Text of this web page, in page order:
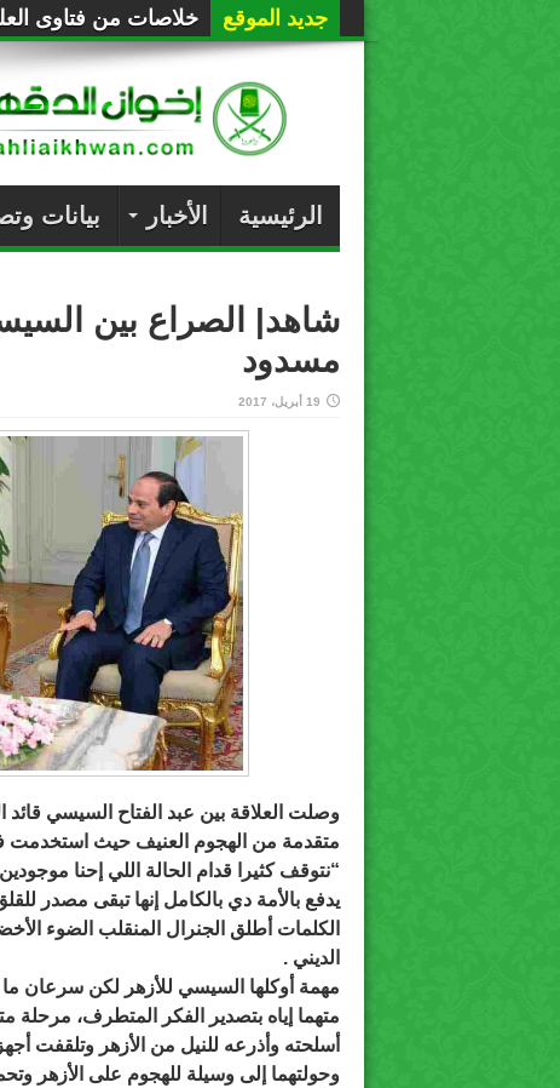
جديد الموقع خلاصات من فتاوى
الرئيسية الأخبار بيانات
شاهد| الصراع بين
مسدود
19 أبريل، 2017
وصلت العلاقة بين عبد الفتاح السيسي
متقدمة من الهجوم العنيف حيث استخدمت
“نتوقف كثيرا قدام الحالة اللي إحنا
يدفع بالأمة دي بالكامل إنها تبقى مصدر
الكلمات أطلق الجنرال المنقلب الضوء
الديني .
مهمة أوكلها السيسي للأزهر لكن سرعان ما
متهما إياه بتصدير الفكر المتطرف،
أسلحته وأذرعه للنيل من الأزهر وتلقفت
وحولتهما إلى وسيلة للهجوم على الأزهر